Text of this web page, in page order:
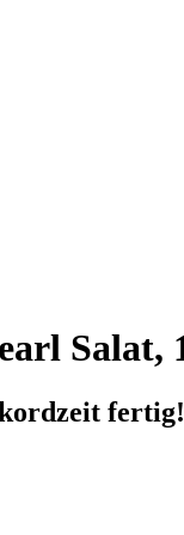
Salat,
fertig!